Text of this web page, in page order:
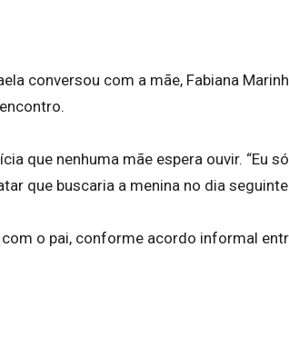
conversou com a mãe, Fabiana
que nenhuma mãe espera ouvir. “Eu
que buscaria a menina no dia
o pai, conforme acordo informal